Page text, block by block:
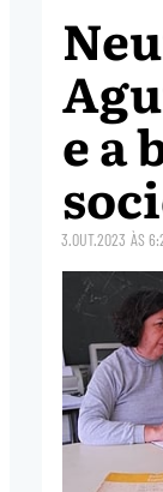
e a
3.OUT.2023 ÀS